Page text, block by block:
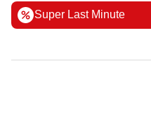
Super Last Minute